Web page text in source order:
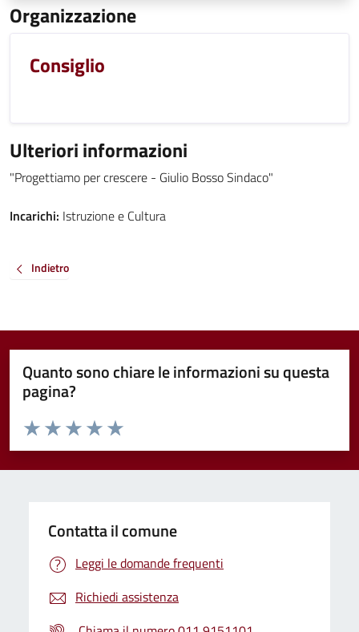
Organizzazione
Consiglio
Ulteriori informazioni
"Progettiamo per crescere - Giulio Bosso Sindaco"
Incarichi: Istruzione e Cultura
Indietro
Quanto sono chiare le informazioni su questa
pagina?
Valuta da 1 a 5 stelle la pagina
Valuta 5 stelle su 5
Valuta 4 stelle su 5
Valuta 3 stelle su 5
Valuta 2 stelle su 5
Valuta 1 stelle su 5
Contatta il comune
Leggi le domande frequenti
Richiedi assistenza